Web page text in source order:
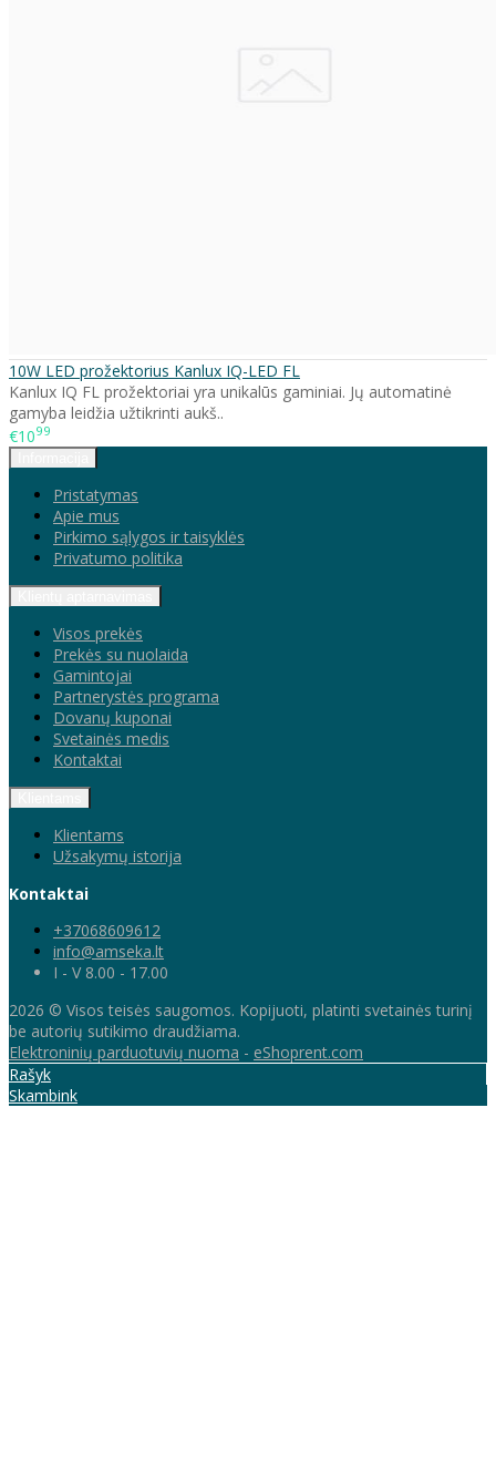
10W LED prožektorius Kanlux IQ-LED FL
Kanlux IQ FL prožektoriai yra unikalūs gaminiai. Jų automatinė
gamyba leidžia užtikrinti aukš..
€1099
Pristatymas
Apie mus
Pirkimo sąlygos ir taisyklės
Privatumo politika
Visos prekės
Prekės su nuolaida
Gamintojai
Partnerystės programa
Dovanų kuponai
Svetainės medis
Kontaktai
Klientams
Užsakymų istorija
Kontaktai
+37068609612
info@amseka.lt
I - V 8.00 - 17.00
2026 © Visos teisės saugomos. Kopijuoti, platinti svetainės turinį
be autorių sutikimo draudžiama.
Elektroninių parduotuvių nuoma - eShoprent.com
Rašyk
Skambink